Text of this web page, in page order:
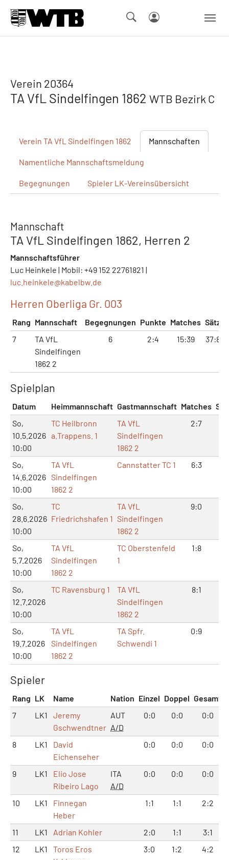
Verein 20364
TA VfL Sindelfingen 1862 WTB Bezirk C
Verein TA VfL Sindelfingen 1862 Mannschaften
Namentliche Mannschaftsmeldung
Begegnungen Spieler LK-Vereinsübersicht
Mannschaft
TA VfL Sindelfingen 1862, Herren 2
Mannschaftsführer
Luc Heinkele | Mobil: +49 152 22761821 |
luc.heinkele@kabelbw.de
Herren Oberliga Gr. 003
Rang Mannschaft Begegnungen Punkte Matches Sätze
7
TA VfL
Sindelfingen
1862 2
6 2:4 15:39 37:80
Spielplan
Datum Heimmannschaft Gastmannschaft Matches
So,
10.5.2026
10:00
TC Heilbronn
a.Trappens. 1
TA VfL
Sindelfingen
1862 2
2:7
So,
14.6.2026
10:00
TA VfL
Sindelfingen
1862 2
Cannstatter TC 1 6:3
So,
28.6.2026
10:00
TC
Friedrichshafen 1
TA VfL
Sindelfingen
1862 2
9:0
So,
5.7.2026
10:00
TA VfL
Sindelfingen
1862 2
TC Oberstenfeld
1
1:8
So,
12.7.2026
10:00
TC Ravensburg 1
TA VfL
Sindelfingen
1862 2
8:1
So,
19.7.2026
10:00
TA VfL
Sindelfingen
1862 2
TA Spfr.
Schwendi 1
0:9
Spieler
Rang LK Name Nation Einzel Doppel Gesamt
7
LK1
Jeremy
Gschwendtner
AUT
A/D
0:0 0:0 0:0
8 LK1
David
Eichenseher
0:0 0:0 0:0
9 LK1
Elio Jose
Ribeiro Lago
ITA
A/D
0:0 0:0 0:0
10 LK1
Finnegan
Heber
1:1 1:1 2:2
11 LK1 Adrian Kohler 2:0 1:1
3:1
12
LK1
Toros Eros
3:0 1:2 4:2